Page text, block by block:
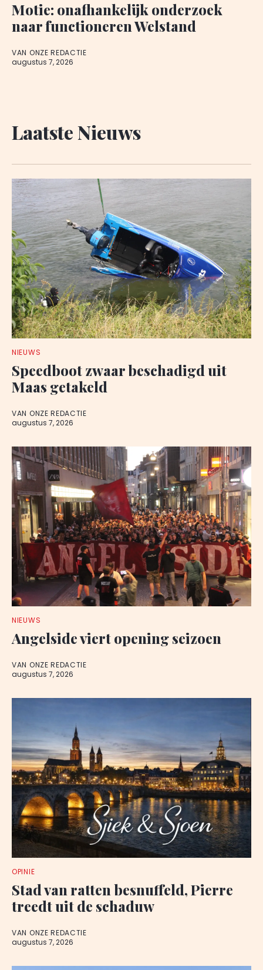
Motie: onafhankelijk onderzoek
naar functioneren Welstand
VAN ONZE REDACTIE
augustus 7, 2026
Laatste Nieuws
NIEUWS
Speedboot zwaar beschadigd uit
Maas getakeld
VAN ONZE REDACTIE
augustus 7, 2026
NIEUWS
Angelside viert opening seizoen
VAN ONZE REDACTIE
augustus 7, 2026
OPINIE
Stad van ratten besnuffeld, Pierre
treedt uit de schaduw
VAN ONZE REDACTIE
augustus 7, 2026